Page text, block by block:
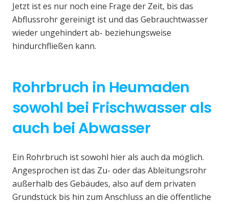
Jetzt ist es nur noch eine Frage der Zeit, bis das
Abflussrohr gereinigt ist und das Gebrauchtwasser
wieder ungehindert ab- beziehungsweise
hindurchfließen kann.
Rohrbruch in Heumaden
sowohl bei Frischwasser als
auch bei Abwasser
Ein Rohrbruch ist sowohl hier als auch da möglich.
Angesprochen ist das Zu- oder das Ableitungsrohr
außerhalb des Gebäudes, also auf dem privaten
Grundstück bis hin zum Anschluss an die öffentliche